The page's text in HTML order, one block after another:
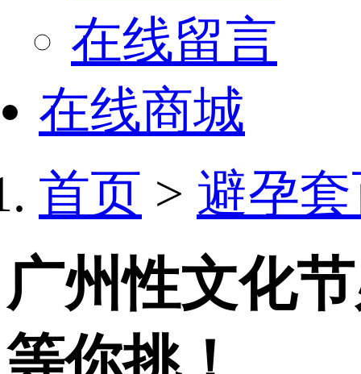
在线留言
在线商城
首页 > 避孕
广州性文化